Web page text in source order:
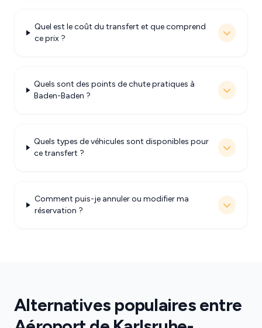
Quel est le coût du transfert et que comprend
ce prix ?
Quels sont des points de chute pratiques à
Baden-Baden ?
Quels types de véhicules sont disponibles pour
ce transfert ?
Comment puis-je annuler ou modifier ma
réservation ?
Alternatives populaires entre